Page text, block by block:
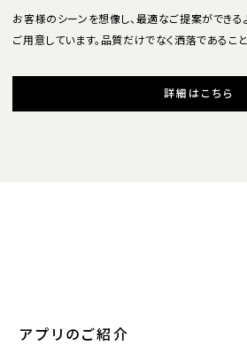
お客様のシーンを想像し、最適なご提案ができる
ご用意しています。品質だけでなく洒落であること
詳細はこちら
アプリのご紹介